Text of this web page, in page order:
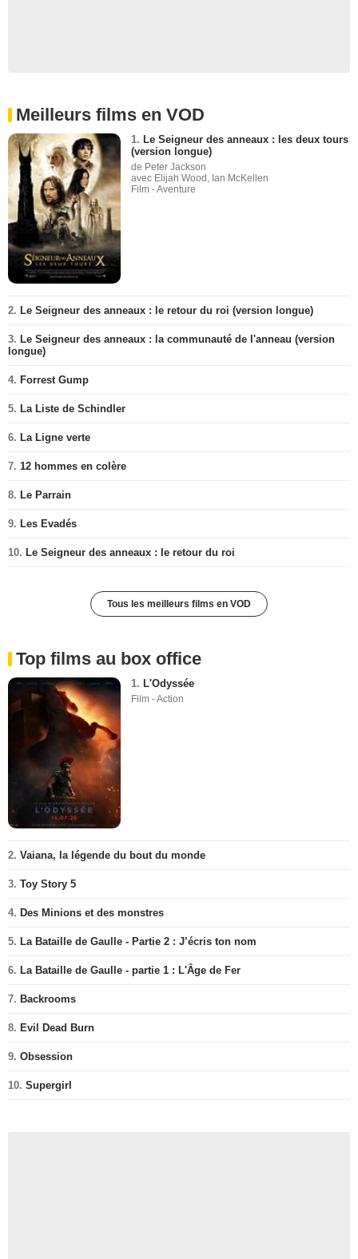
Meilleurs films en VOD
1. Le Seigneur des anneaux : les deux tours
(version longue)
de Peter Jackson
avec Elijah Wood, Ian McKellen
Film - Aventure
2. Le Seigneur des anneaux : le retour du roi (version longue)
3. Le Seigneur des anneaux : la communauté de l'anneau (version
longue)
4. Forrest Gump
5. La Liste de Schindler
6. La Ligne verte
7. 12 hommes en colère
8. Le Parrain
9. Les Evadés
10. Le Seigneur des anneaux : le retour du roi
Tous les meilleurs films en VOD
Top films au box office
1. L'Odyssée
Film - Action
2. Vaiana, la légende du bout du monde
3. Toy Story 5
4. Des Minions et des monstres
5. La Bataille de Gaulle - Partie 2 : J’écris ton nom
6. La Bataille de Gaulle - partie 1 : L'Âge de Fer
7. Backrooms
8. Evil Dead Burn
9. Obsession
10. Supergirl